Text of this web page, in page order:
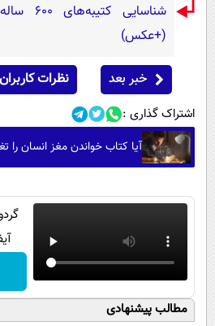
(+عکس)
خبر بعد نظرات کاربران
اشتراک گذاری :
آیا کتاب خواندن مغز انسان را
مطالب پیشنهادی